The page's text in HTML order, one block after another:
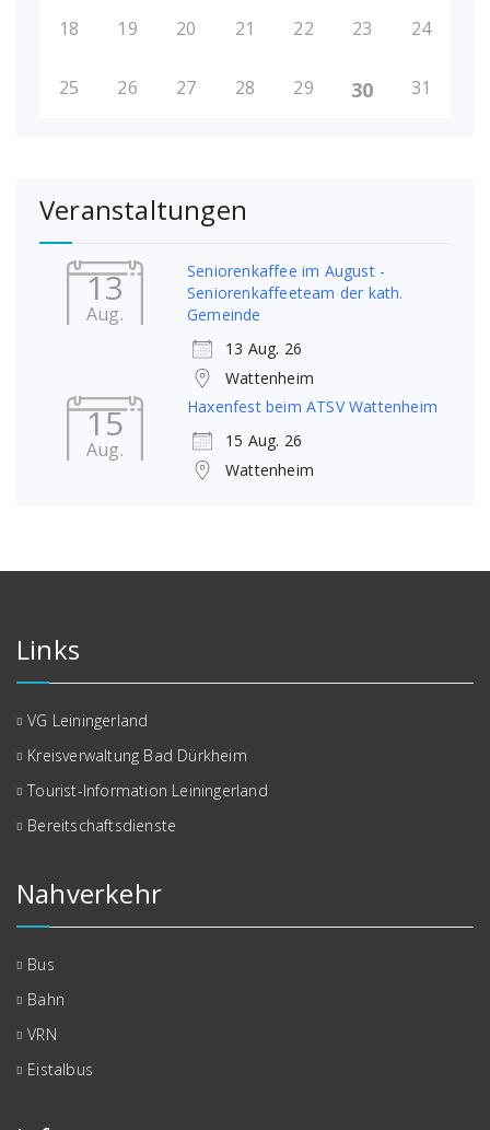
18 19 20 21 22 23 24
25 26 27 28 29 30 31
Veranstaltungen
13
Aug.
Seniorenkaffee im August -
Seniorenkaffeeteam der kath.
Gemeinde
13 Aug. 26
Wattenheim
15
Aug.
Haxenfest beim ATSV Wattenheim
15 Aug. 26
Wattenheim
Links
VG Leiningerland
Kreisverwaltung Bad Dürkheim
Tourist-Information Leiningerland
Bereitschaftsdienste
Nahverkehr
Bus
Bahn
VRN
Eistalbus